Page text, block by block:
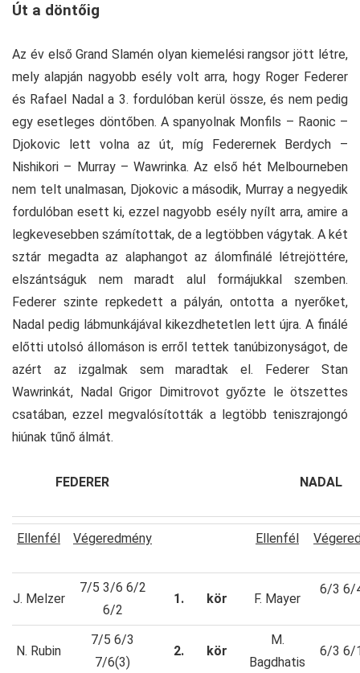
Út a döntőig
Az év első Grand Slamén olyan kiemelési rangsor jött létre,
mely alapján nagyobb esély volt arra, hogy Roger Federer
és Rafael Nadal a 3. fordulóban kerül össze, és nem pedig
egy esetleges döntőben. A spanyolnak Monfils – Raonic –
Djokovic lett volna az út, míg Federernek Berdych –
Nishikori – Murray – Wawrinka. Az első hét Melbourneben
nem telt unalmasan, Djokovic a második, Murray a negyedik
fordulóban esett ki, ezzel nagyobb esély nyílt arra, amire a
legkevesebben számítottak, de a legtöbben vágytak. A két
sztár megadta az alaphangot az álomfinálé létrejöttére,
elszántságuk nem maradt alul formájukkal szemben.
Federer szinte repkedett a pályán, ontotta a nyerőket,
Nadal pedig lábmunkájával kikezdhetetlen lett újra. A finálé
előtti utolsó állomáson is erről tettek tanúbizonyságot, de
azért az izgalmak sem maradtak el. Federer Stan
Wawrinkát, Nadal Grigor Dimitrovot győzte le ötszettes
csatában, ezzel megvalósították a legtöbb teniszrajongó
hiúnak tűnő álmát.
FEDERER NADAL
Ellenfél Végeredmény Ellenfél
J. Melzer
7/5 3/6 6/2
6/2
1. kör F. Mayer
6/3 6/
N. Rubin
7/5 6/3
7/6(3)
2. kör
M.
Bagdhatis
6/3 6/